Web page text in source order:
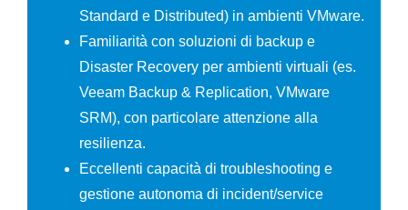
Standard e Distributed) in ambienti VMware.
Familiarità con soluzioni di backup e
Disaster Recovery per ambienti virtuali (es.
Veeam Backup & Replication, VMware
SRM), con particolare attenzione alla
resilienza.
Eccellenti capacità di troubleshooting e
gestione autonoma di incident/service